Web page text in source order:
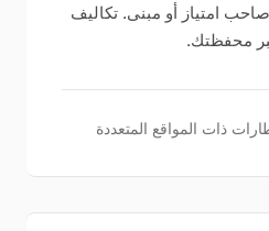
امتياز أو مبنى. تكاليف
محفظتك.
ذات المواقع المتعددة